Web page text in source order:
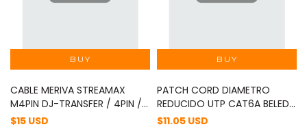
CABLE MERIVA STREAMAX
M4PIN DJ-TRANSFER / 4PIN /
180MM / PARA MDVR Y
$15 USD
PATCH CORD DIAMETRO
REDUCIDO UTP CAT6A BELEDN
CAD1106002 / INTERIOR / AZUL
$11.05 USD